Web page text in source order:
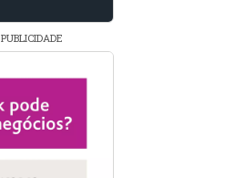
PUBLICIDADE